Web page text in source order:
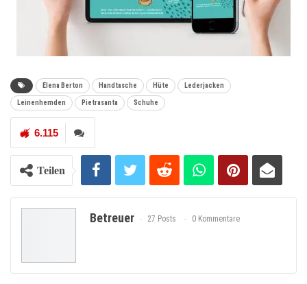
Elena Berton Handtasche Hüte Lederjacken
Leinenhemden Pietrasanta Schuhe
6.115
Teilen
Betreuer 27 Posts 0 Kommentare